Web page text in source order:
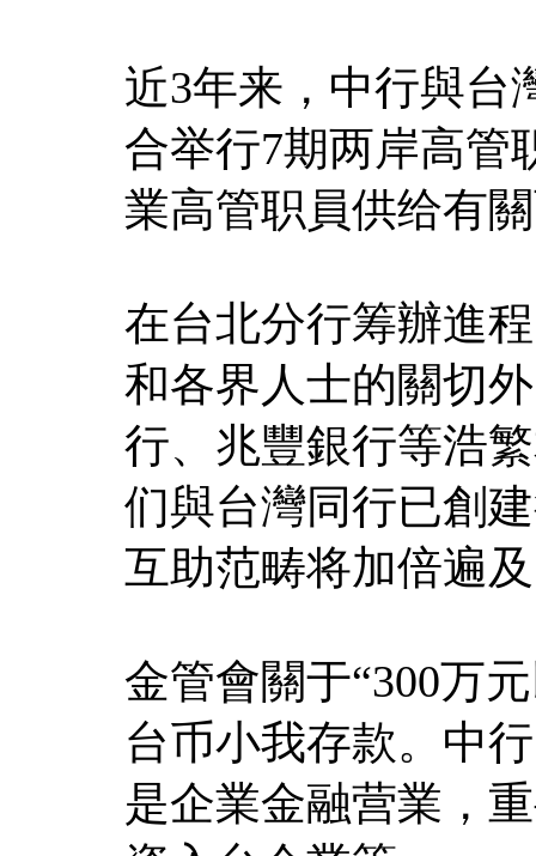
近3年来，中行與台
合举行7期两岸高管
業高管职員供给有
在台北分行筹辦進
和各界人士的關切
行、兆豐銀行等浩
们與台灣同行已創
互助范畴将加倍遍
金管會關于“300万
台币小我存款。中
是企業金融营業，